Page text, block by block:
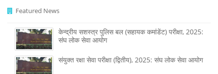
Featured News
केन्द्रीय सशस्‍त्र पुलिस बल (सहायक कमांडेंट) परीक्षा, 2025:
संघ लोक सेवा आयोग
संयुक्त रक्षा सेवा परीक्षा (द्वितीय), 2025: संघ लोक सेवा आयोग